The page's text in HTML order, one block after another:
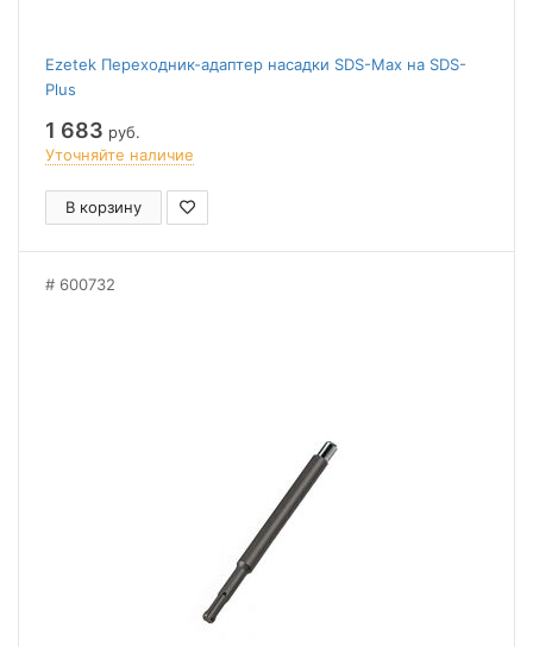
Ezetek Переходник-адаптер насадки SDS-Max на SDS-
Plus
1 683 руб.
Уточняйте наличие
В корзину
600732